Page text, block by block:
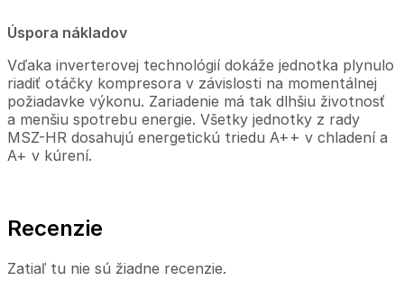
Úspora nákladov
Vďaka inverterovej technológií dokáže jednotka plynulo
riadiť otáčky kompresora v závislosti na momentálnej
požiadavke výkonu. Zariadenie má tak dlhšiu životnosť
a menšiu spotrebu energie. Všetky jednotky z rady
MSZ-HR dosahujú energetickú triedu A++ v chladení a
A+ v kúrení.
Recenzie
Zatiaľ tu nie sú žiadne recenzie.